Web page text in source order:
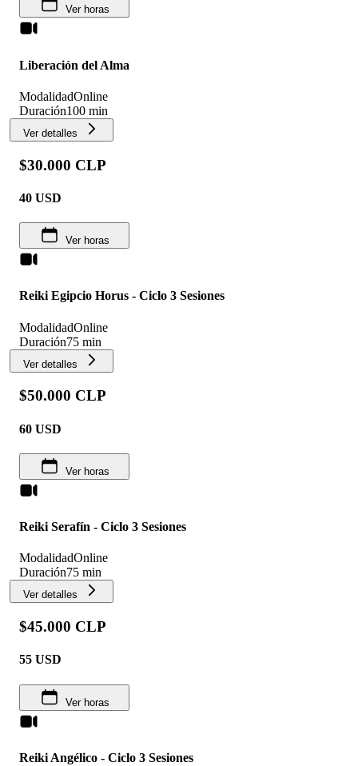
Ver horas
Liberación del Alma
ModalidadOnline
Duración100 min
Ver detalles
$30.000 CLP
40 USD
Ver horas
Reiki Egipcio Horus - Ciclo 3 Sesiones
ModalidadOnline
Duración75 min
Ver detalles
$50.000 CLP
60 USD
Ver horas
Reiki Serafín - Ciclo 3 Sesiones
ModalidadOnline
Duración75 min
Ver detalles
$45.000 CLP
55 USD
Ver horas
Reiki Angélico - Ciclo 3 Sesiones